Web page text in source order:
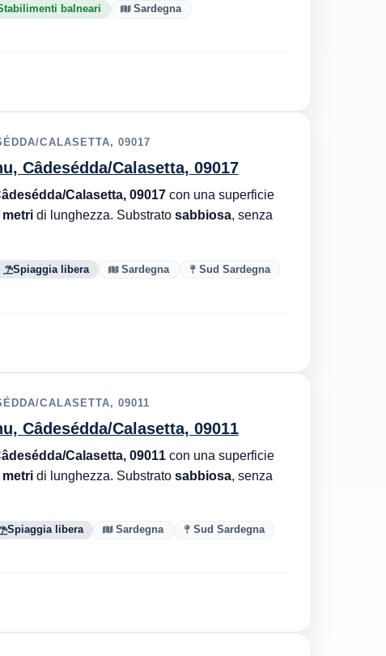
balneari
Sardegna
CALASETTA, 09017
Câdesédda/Calasetta, 09017
Calasetta, 09017con una superficie
metridi lunghezza. Substrato sabbiosa, senza
Spiaggia libera Sardegna
Sud Sardegna
CALASETTA, 09011
Câdesédda/Calasetta, 09011
Calasetta, 09011con una superficie
metridi lunghezza. Substrato sabbiosa, senza
Spiaggia libera Sardegna
Sud Sardegna